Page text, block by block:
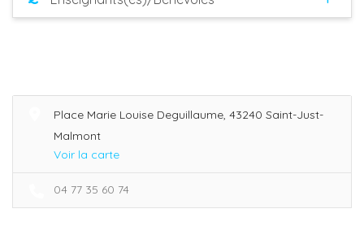
Place Marie Louise Deguillaume, 43240 Saint-Just-
Malmont
Voir la carte
04 77 35 60 74